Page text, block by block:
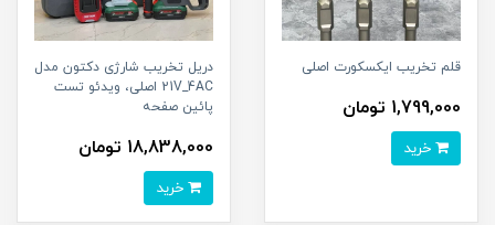
قلم تخریب ایکسکورت اصلی
1,799,000 تومان
دریل تخریب شارژی دکتون مدل
21V_4AC اصلی، ویدئو تست
پائین صفحه
18,838,000 تومان